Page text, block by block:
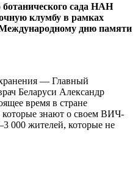
сада НАН
клумбу в рамках
дню памяти
— Главный
Беларуси Александр
время в стране
знают о своем ВИЧ-
000 жителей, которые не